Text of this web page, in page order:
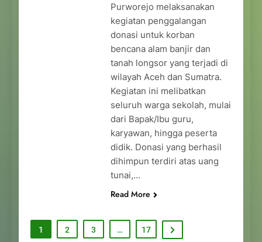
Purworejo melaksanakan
kegiatan penggalangan
donasi untuk korban
bencana alam banjir dan
tanah longsor yang terjadi di
wilayah Aceh dan Sumatra.
Kegiatan ini melibatkan
seluruh warga sekolah, mulai
dari Bapak/Ibu guru,
karyawan, hingga peserta
didik. Donasi yang berhasil
dihimpun terdiri atas uang
tunai,…
Read More
1 2 3 … 17